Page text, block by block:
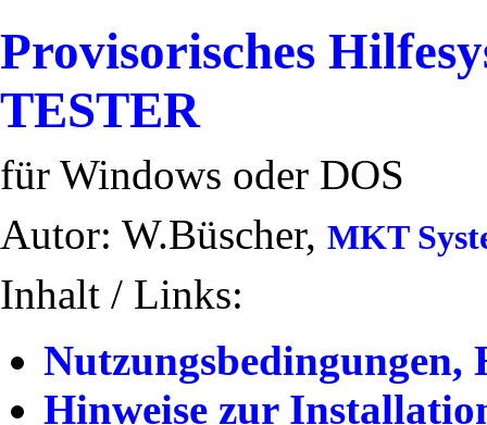
Provisorisches
TESTER
für Windows oder DOS
Autor: W.Büscher, MKT
Inhalt / Links:
Nutzungsbedingungen,
Hinweise zur